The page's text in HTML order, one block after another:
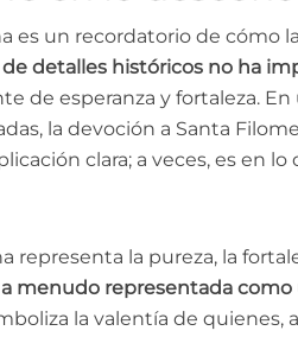
es un recordatorio de cómo
de detalles históricos no ha
de esperanza y fortaleza.
la devoción a Santa
clara; a veces, es en
representa la pureza, la
menudo representada
la valentía de